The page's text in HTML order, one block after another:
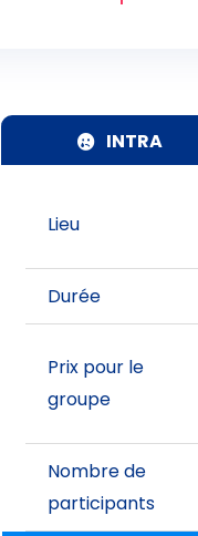
INTRA
Lieu
Durée
Prix pour le
groupe
Nombre de
participants